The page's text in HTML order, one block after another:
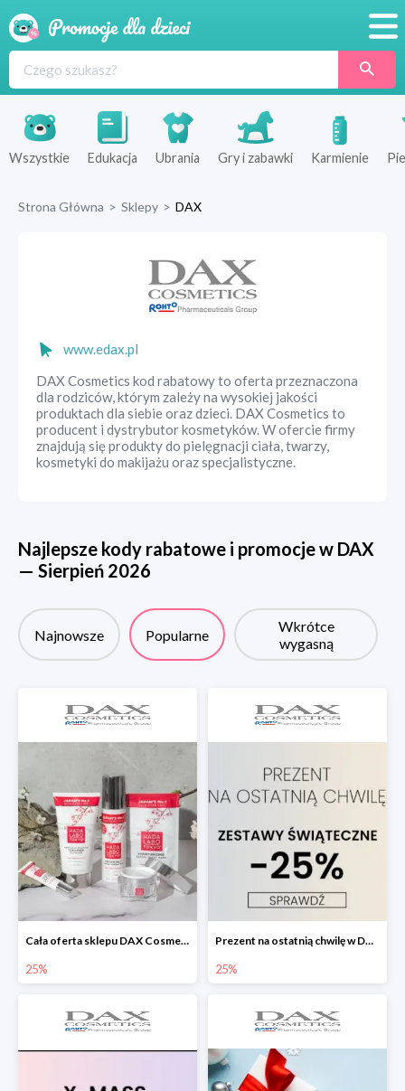
Produkty
Sklepy
Wszystkie Edukacja Ubrania Gry i zabawki Karmienie
Strona Główna > Sklepy > DAX
www.edax.pl
DAX Cosmetics kod rabatowy to oferta przeznaczona
dla rodziców, którym zależy na wysokiej jakości
produktach dla siebie oraz dzieci. DAX Cosmetics to
producent i dystrybutor kosmetyków. W ofercie firmy
znajdują się produkty do pielęgnacji ciała, twarzy,
kosmetyki do makijażu oraz specjalistyczne.
Najlepsze kody rabatowe i promocje w DAX
— Sierpień 2026
Najnowsze Popularne
Wkrótce
wygasną
Cała oferta sklepu DAX Cosmetics -25%
25%
Prezent na ostatnią chwilę w DAX Cosmetics -25%
25%